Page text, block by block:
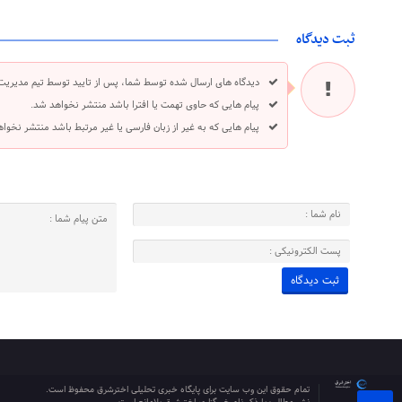
ثبت دیدگاه
دیدگاه های ارسال شده توسط شما، پس از تایید توسط تیم
پیام هایی که حاوی تهمت یا افترا باشد منتشر نخواهد شد.
پیام هایی که به غیر از زبان فارسی یا غیر مرتبط باشد منتشر
تمام حقوق این وب سایت برای پایگاه خبری تحلیلی اخترشرق محفوظ است.